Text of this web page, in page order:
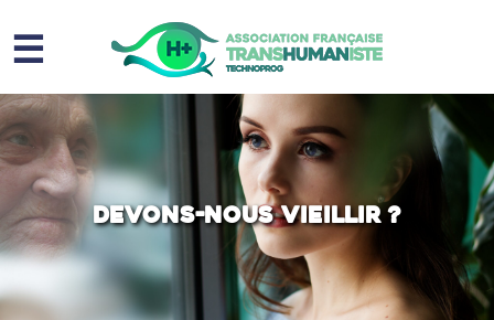
☰
Homme augmenté
Immortalité ?
Question sociale
Risques
L’association
Devons-nous vieillir ?